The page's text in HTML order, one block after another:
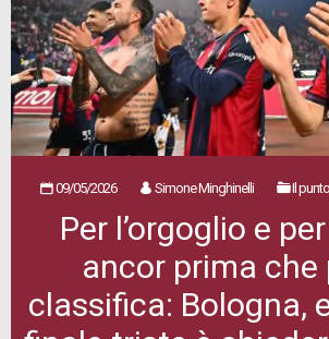
09/05/2026 Simone Minghinelli Il
Per l’orgoglio e
ancor prima che
classifica: Bologna,